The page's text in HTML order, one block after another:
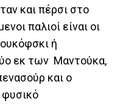
και πέρσι στο
παλιοί είναι οι
ή
εκ των Μαντούκα,
και ο
φυσικό